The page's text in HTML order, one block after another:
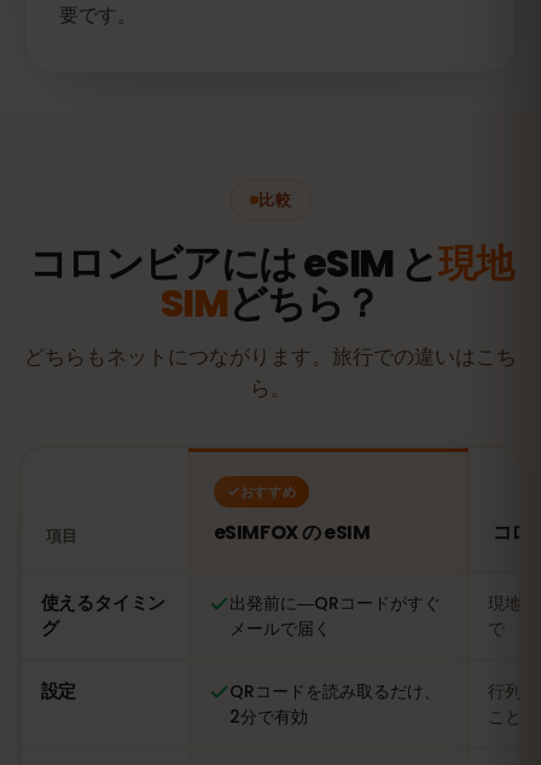
要です。
比較
コロンビアには eSIM と現地
SIMどちら？
どちらもネットにつながります。旅行での違いはこち
ら。
項目
おすすめ
eSIMFOX の eSIM コロ
使えるタイミン
グ
出発前に―QRコードがすぐ
メールで届く
現地
で
設定
QRコードを読み取るだけ、
2分で有効
行列
ことも